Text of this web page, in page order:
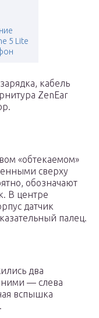
5 Lite
кабель
ZenEar
«обтекаемом»
сверху
обозначают
В центре
датчик
палец.
два
ними — слева
вспышка